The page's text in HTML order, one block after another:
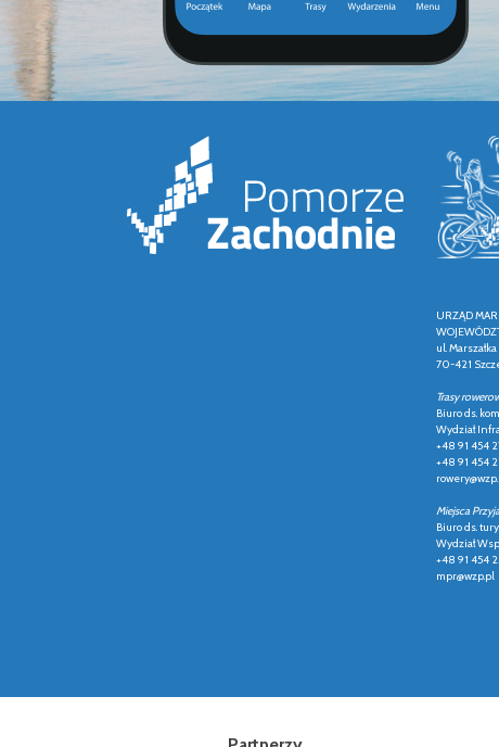
URZĄD
ul.
70-421
Trasy
Biuro ds.
Wydział
+48 91 454
+48 91 454
Miejsca
Biuro ds.
Wydział
+48 91 454
mpr@wzp.pl